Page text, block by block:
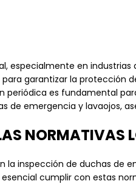
especialmente en
garantizar la protección
periódica es fundamental
de emergencia y lavaojos,
NORMATIVAS
la inspección de duchas de
cumplir con estas